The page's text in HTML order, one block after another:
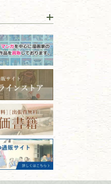
碑帖
ト本・
術
ラフ・
ツを解説
劣化する原
長持ちさせ
と買取でき
方法とクリ
書籍の識別
を解説
るポイント
新潟県
愛知県
福井県
富山県
岩手県
秋田県
岐阜県
滋賀県
大阪府
奈良県
島書店
神保町2-5-1
414-548
公安委員会 第
社長島書店